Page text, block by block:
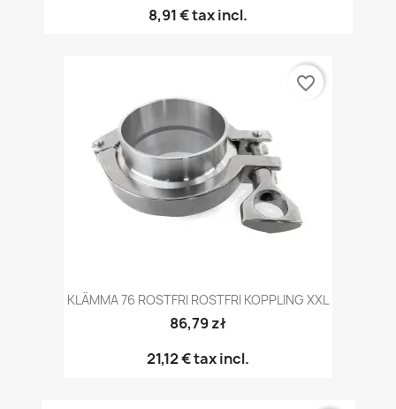
8,91 €tax incl.
KLÄMMA 76 ROSTFRI ROSTFRI KOPPLING XXL
86,79 zł
21,12 €tax incl.
favorite_border